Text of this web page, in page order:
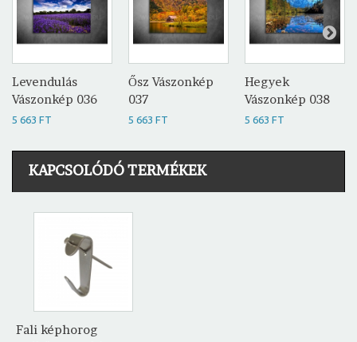
Levendulás
Vászonkép 036
5 663 FT
Ősz Vászonkép
037
5 663 FT
Hegyek
Vászonkép 038
5 663 FT
KAPCSOLÓDÓ TERMÉKEK
Fali képhorog